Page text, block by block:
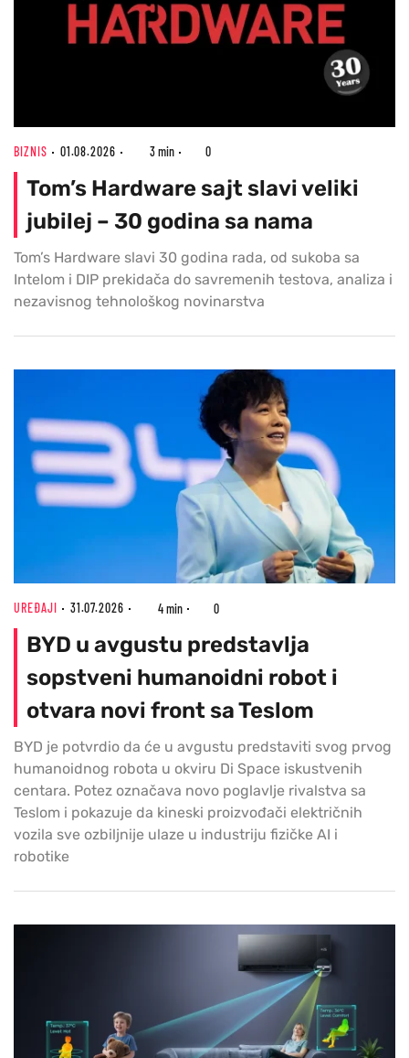
BIZNIS 01.08.2026 3 min 0
Tom’s Hardware sajt slavi veliki
jubilej – 30 godina sa nama
Tom’s Hardware slavi 30 godina rada, od sukoba sa
Intelom i DIP prekidača do savremenih testova, analiza i
nezavisnog tehnološkog novinarstva
UREĐAJI 31.07.2026 4 min 0
BYD u avgustu predstavlja
sopstveni humanoidni robot i
otvara novi front sa Teslom
BYD je potvrdio da će u avgustu predstaviti svog prvog
humanoidnog robota u okviru Di Space iskustvenih
centara. Potez označava novo poglavlje rivalstva sa
Teslom i pokazuje da kineski proizvođači električnih
vozila sve ozbiljnije ulaze u industriju fizičke AI i
robotike